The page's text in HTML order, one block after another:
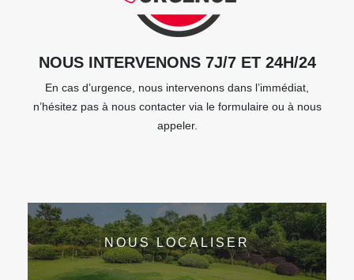
NOUS INTERVENONS 7J/7 ET 24H/24
En cas d’urgence, nous intervenons dans l’immédiat,
n’hésitez pas à nous contacter via le formulaire ou à nous
appeler.
NOUS LOCALISER